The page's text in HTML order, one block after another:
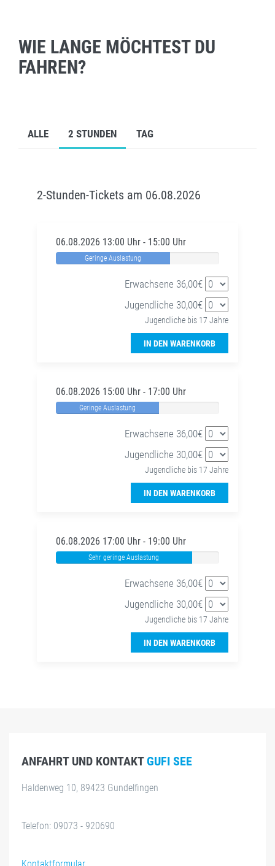
WIE LANGE MÖCHTEST DU
FAHREN?
ALLE 2 STUNDEN TAG
2-Stunden-Tickets am 06.08.2026
06.08.2026 13:00 Uhr - 15:00 Uhr
Geringe Auslastung
Erwachsene 36,00€
Jugendliche 30,00€
Jugendliche bis 17 Jahre
IN DEN WARENKORB
06.08.2026 15:00 Uhr - 17:00 Uhr
Geringe Auslastung
Erwachsene 36,00€
Jugendliche 30,00€
Jugendliche bis 17 Jahre
IN DEN WARENKORB
06.08.2026 17:00 Uhr - 19:00 Uhr
Sehr geringe Auslastung
Erwachsene 36,00€
Jugendliche 30,00€
Jugendliche bis 17 Jahre
IN DEN WARENKORB
ANFAHRT UND KONTAKT GUFI SEE
Haldenweg 10, 89423 Gundelfingen
Telefon: 09073 - 920690